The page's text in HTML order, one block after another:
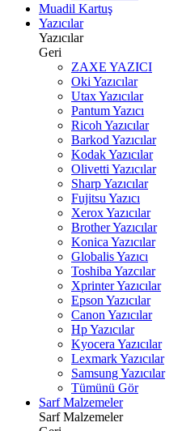
Muadil Kartuş
Yazıcılar
Yazıcılar
Geri
ZAXE YAZICI
Oki Yazıcılar
Utax Yazıcılar
Pantum Yazıcı
Ricoh Yazıcılar
Barkod Yazıcılar
Kodak Yazıcılar
Olivetti Yazıcılar
Sharp Yazıcılar
Fujitsu Yazıcı
Xerox Yazıcılar
Brother Yazıcılar
Konica Yazıcılar
Globalis Yazıcı
Toshiba Yazcılar
Xprinter Yazıcılar
Epson Yazıcılar
Canon Yazıcılar
Hp Yazıcılar
Kyocera Yazıcılar
Lexmark Yazıcılar
Samsung Yazıcılar
Tümünü Gör
Sarf Malzemeler
Sarf Malzemeler